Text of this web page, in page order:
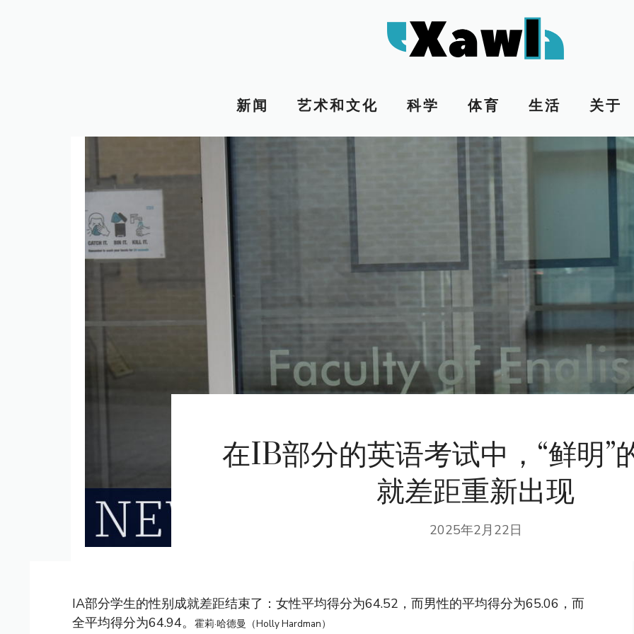
新闻 艺术和文化 科学 体育 生活 关于
在IB部分的英语考试中，“鲜明”
就差距重新出现
2025年2月22日
IA部分学生的性别成就差距结束了：女性平均得分为64.52，而男性的平均得分为65.06，而
全平均得分为64.94。
霍莉·哈德曼（Holly Hardman）